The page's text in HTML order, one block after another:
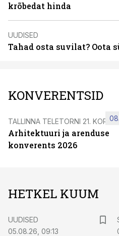
krõbedat hinda
UUDISED
Tahad osta suvilat? Oota
KONVERENTSID
TALLINNA TELETORNI 21.
Arhitektuuri ja arenduse
konverents 2026
HETKEL KUUM
UUDISED
05.08.26, 09:13